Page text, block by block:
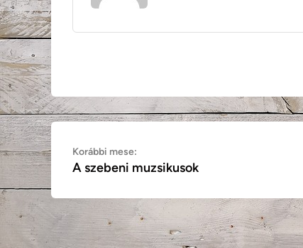
Bejegyzés
navigáció
Korábbi mese:
mese:
A szebeni muzsikusok